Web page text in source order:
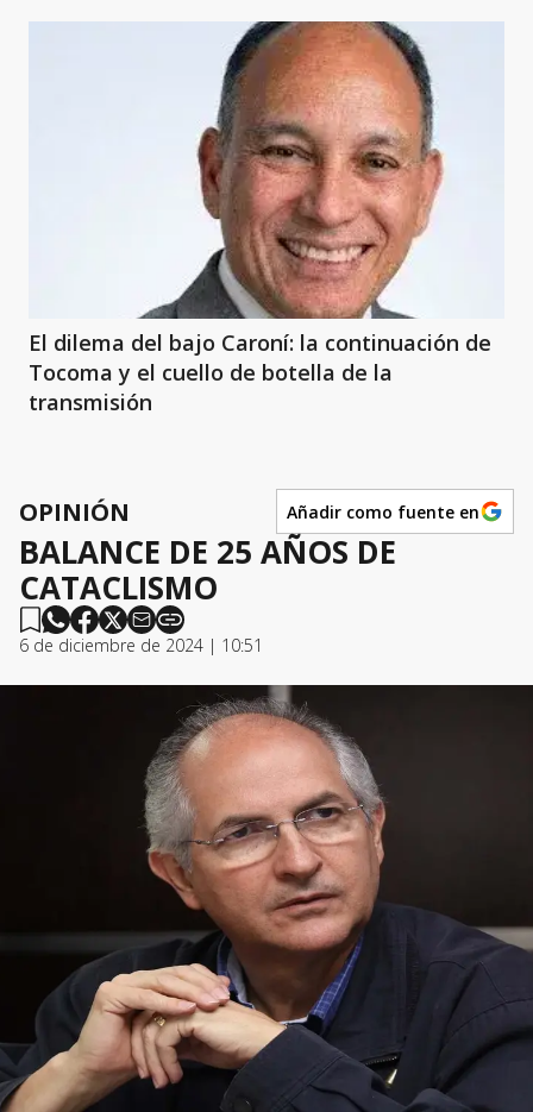
El dilema del bajo Caroní: la continuación de
Tocoma y el cuello de botella de la
transmisión
OPINIÓN Añadir como fuente en
BALANCE DE 25 AÑOS DE
CATACLISMO
6 de diciembre de 2024 | 10:51